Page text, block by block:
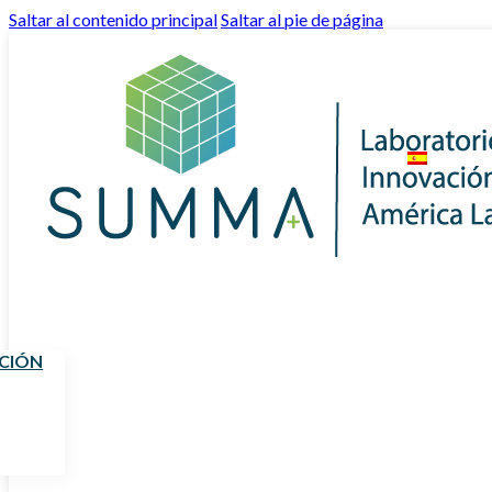
Saltar al contenido principalSaltar al pie de página